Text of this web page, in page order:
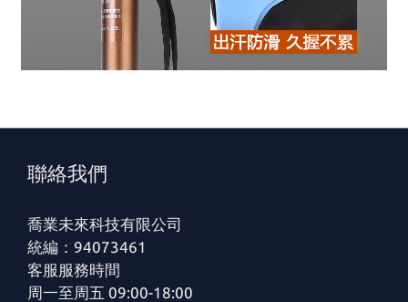
聯絡我們
喬業未來科技有限公司
統編：94073461
客服服務時間
周一至周五 09:00-18:00